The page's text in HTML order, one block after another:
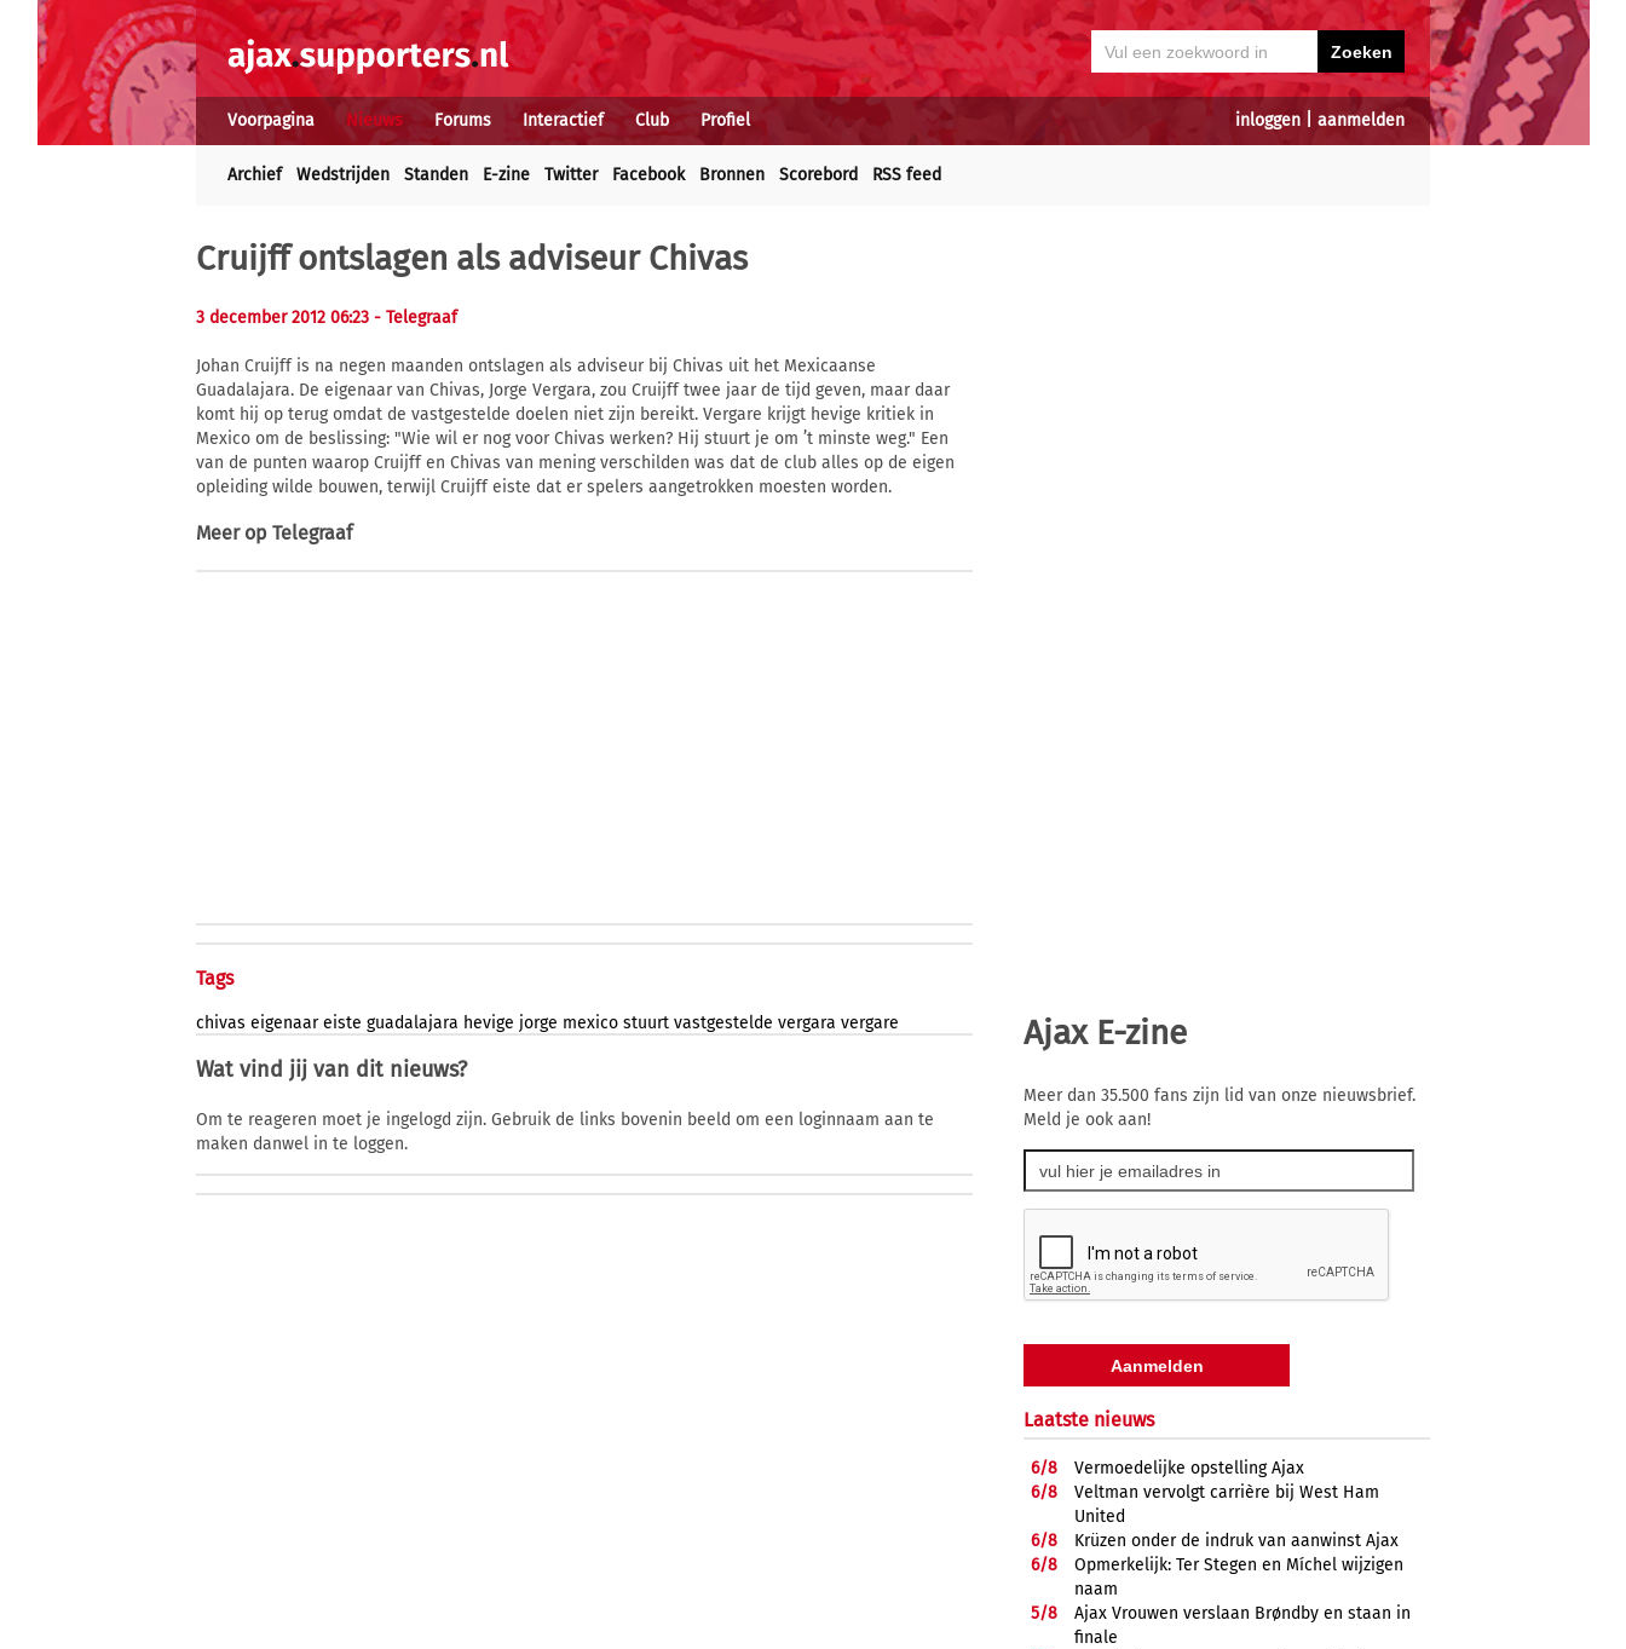
inloggen aanmelden
Voorpagina Nieuws Forums Interactief Club Profiel
Archief Wedstrijden Standen E-zine Twitter Facebook Bronnen Scorebord RSS feed
Cruijff ontslagen als adviseur Chivas
3 december 2012 06:23 - Telegraaf
Johan Cruijff is na negen maanden ontslagen als adviseur bij Chivas uit het Mexicaanse
Guadalajara. De eigenaar van Chivas, Jorge Vergara, zou Cruijff twee jaar de tijd geven, maar daar
komt hij op terug omdat de vastgestelde doelen niet zijn bereikt. Vergare krijgt hevige kritiek in
Mexico om de beslissing: "Wie wil er nog voor Chivas werken? Hij stuurt je om ’t minste weg." Een
van de punten waarop Cruijff en Chivas van mening verschilden was dat de club alles op de eigen
opleiding wilde bouwen, terwijl Cruijff eiste dat er spelers aangetrokken moesten worden.
Meer op Telegraaf
Tags
chivas eigenaar eiste guadalajara hevige jorge mexico stuurt vastgestelde vergara vergare
Wat vind jij van dit nieuws?
Om te reageren moet je ingelogd zijn. Gebruik de links bovenin beeld om een loginnaam aan te
maken danwel in te loggen.
Ajax E-zine
Meer dan 35.500 fans zijn lid van onze nieuwsbrief.
Meld je ook aan!
Laatste nieuws
6/8
Vermoedelijke opstelling Ajax
6/8
Veltman vervolgt carrière bij West Ham
United
6/8
Krüzen onder de indruk van aanwinst Ajax
6/8
Opmerkelijk: Ter Stegen en Míchel wijzigen
naam
5/8
Ajax Vrouwen verslaan Brøndby en staan in
finale